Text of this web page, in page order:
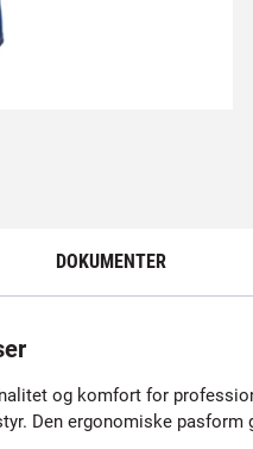
DOKUMENTER
og komfort for
Den ergonomiske